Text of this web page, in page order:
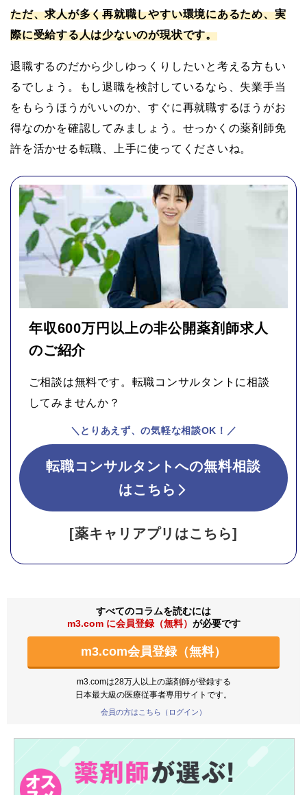
ただ、求人が多く再就職しやすい環境にあるため、実
際に受給する人は少ないのが現状です。
退職するのだから少しゆっくりしたいと考える方もい
るでしょう。もし退職を検討しているなら、失業手当
をもらうほうがいいのか、すぐに再就職するほうがお
得なのかを確認してみましょう。せっかくの薬剤師免
許を活かせる転職、上手に使ってくださいね。
年収600万円以上の非公開薬剤師求人
のご紹介
ご相談は無料です。転職コンサルタントに相談
してみませんか？
＼とりあえず、の気軽な相談OK！／
転職コンサルタントへの無料相談
はこちら
[薬キャリアプリはこちら]
すべてのコラムを読むには
m3.com に会員登録（無料） が必要です
m3.com会員登録（無料）
m3.comは28万人以上の薬剤師が登録する
日本最大級の医療従事者専用サイトです。
会員の方はこちら（ログイン）